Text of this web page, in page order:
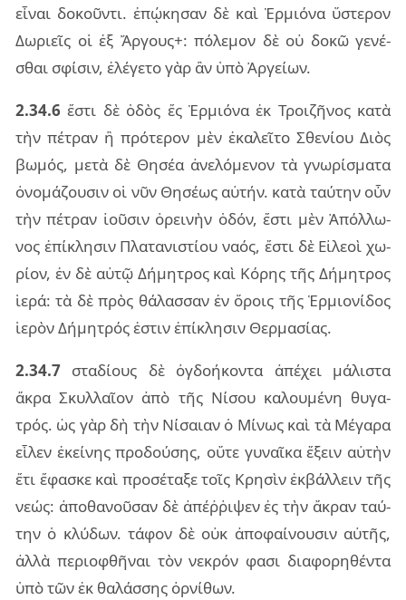
εἶ­ναι δο­κοῦν­τι. ἐπῴ­κη­σαν δὲ καὶ Ἑρμιό­να ὕστε­ρον
Δωριεῖς οἱ ἐξ Ἄργους+: πό­λε­μον δὲ οὐ δοκῶ γε­νέ­
σθαι σφί­σιν, ἐλέ­γε­το γὰρ ἂν ὑπὸ Ἀργεί­ων.
2.34.6 ἔστι δὲ ὁδὸς ἔς Ἑρμιό­να ἐκ Τροι­ζῆ­νος κατὰ
τὴν πέ­τραν ἣ πρό­τε­ρον μὲν ἐκα­λεῖ­το Σθε­νί­ου Διὸς
βω­μός, μετὰ δὲ Θησέα ἀνε­λό­με­νον τὰ γνω­ρί­σμα­τα
ὀνο­μά­ζου­σιν οἱ νῦν Θησέ­ως αὐ­τήν. κατὰ ταύ­την οὖν
τὴν πέ­τραν ἰοῦ­σιν ὀρει­νὴν ὁδόν, ἔστι μὲν Ἀπόλ­λω­
νος ἐπί­κλη­σιν Πλα­τα­νι­στί­ου ναός, ἔστι δὲ Εἰλε­οὶ χω­
ρί­ον, ἐν δὲ αὐτῷ Δήμη­τρος καὶ Κόρης τῆς Δήμη­τρος
ἱερά: τὰ δὲ πρὸς θά­λασ­σαν ἐν ὅροις τῆς Ἑρμιο­νί­δος
ἱε­ρὸν Δήμη­τρός ἐστιν ἐπί­κλη­σιν Θερ­μα­σί­ας.
2.34.7 στα­δί­ους δὲ ὀγδο­ή­κον­τα ἀπέ­χει μά­λι­στα
ἄκρα Σκυλ­λαῖ­ον ἀπὸ τῆς Νίσου κα­λου­μέ­νη θυ­γα­
τρός. ὡς γὰρ δὴ τὴν Νίσαιαν ὁ Μίνως καὶ τὰ Μέγα­ρα
εἷ­λεν ἐκεί­νης προ­δού­σης, οὔτε γυ­ναῖ­κα ἕξειν αὐ­τὴν
ἔτι ἔφα­σκε καὶ προ­σέ­τα­ξε τοῖς Κρη­σὶν ἐκ­βάλ­λειν τῆς
νεώς: ἀπο­θα­νοῦ­σαν δὲ ἀπέῤ­ῥι­ψεν ἐς τὴν ἄκραν ταύ­
την ὁ κλύ­δων. τά­φον δὲ οὐκ ἀπο­φαί­νου­σιν αὐ­τῆς,
ἀλλὰ πε­ριο­φθῆ­ναι τὸν νε­κρόν φασι δια­φο­ρη­θέν­τα
ὑπὸ τῶν ἐκ θα­λάσ­σης ὀρ­νί­θων.